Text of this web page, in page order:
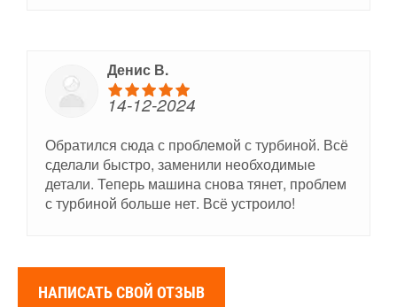
Денис В.
14-12-2024
Обратился сюда с проблемой с турбиной. Всё
сделали быстро, заменили необходимые
детали. Теперь машина снова тянет, проблем
с турбиной больше нет. Всё устроило!
НАПИСАТЬ СВОЙ ОТЗЫВ